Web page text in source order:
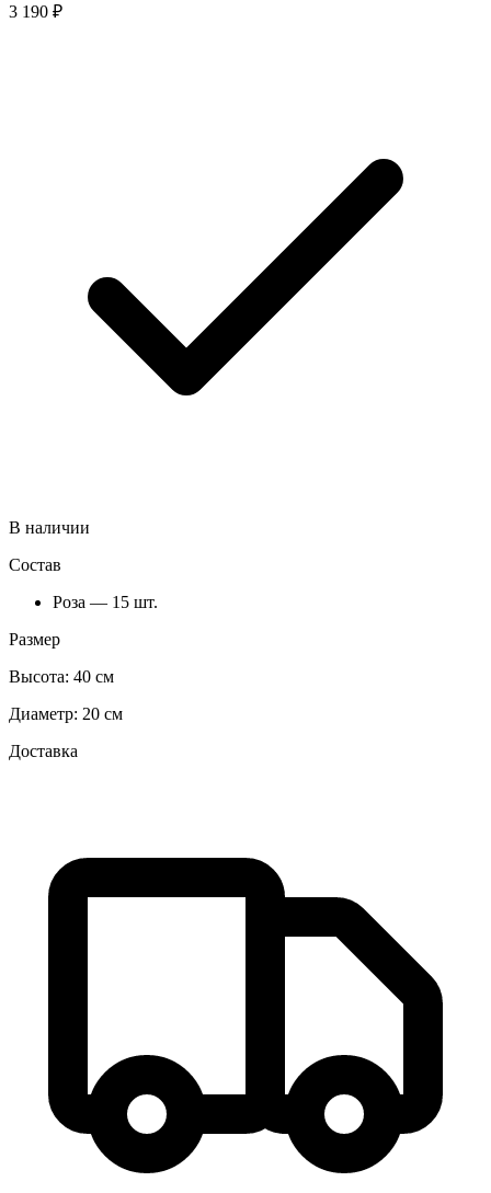
3 190 ₽
В наличии
Состав
Роза — 15 шт.
Размер
Высота: 40 см
Диаметр: 20 см
Доставка